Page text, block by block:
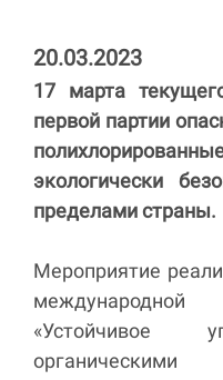
20.03.2023
17 марта
первой партии
экологически
пределами страны.
Мероприятие
международной
«Устойчивое